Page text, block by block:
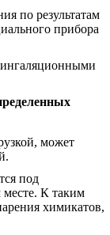
по результатам
прибора
ингаляционными
может
под
месте. К таким
химикатов,